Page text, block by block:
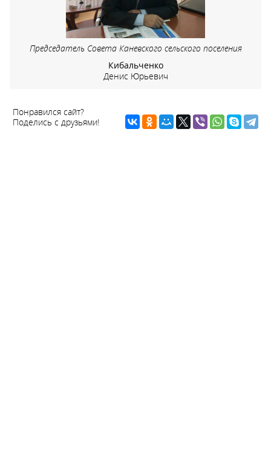
Председатель Совета Каневского сельского поселения
Кибальченко
Денис Юрьевич
Понравился сайт?
Поделись с друзьями!